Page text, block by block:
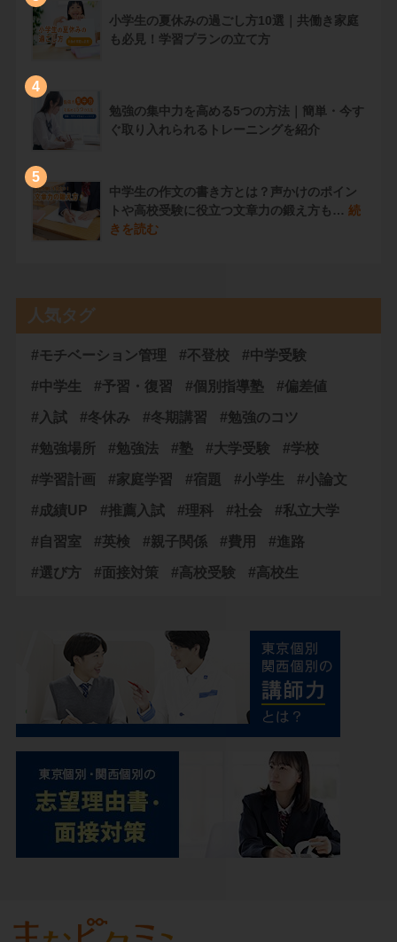
小学生の夏休みの過ごし方10選｜共働き家庭
も必見！学習プランの立て方
4
勉強の集中力を高める5つの方法｜簡単・今す
ぐ取り入れられるトレーニングを紹介
5
中学生の作文の書き方とは？声かけのポイン
トや高校受験に役立つ文章力の鍛え方も… 続
きを読む
人気タグ
#モチベーション管理 #不登校 #中学受験
#中学生 #予習・復習 #個別指導塾 #偏差値
#入試 #冬休み #冬期講習 #勉強のコツ
#勉強場所 #勉強法 #塾 #大学受験 #学校
#学習計画 #家庭学習 #宿題 #小学生 #小論文
#成績UP #推薦入試 #理科 #社会 #私立大学
#自習室 #英検 #親子関係 #費用 #進路
#選び方 #面接対策 #高校受験 #高校生